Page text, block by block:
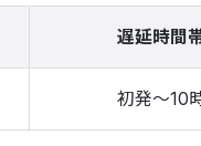
遅延時間
初発～10